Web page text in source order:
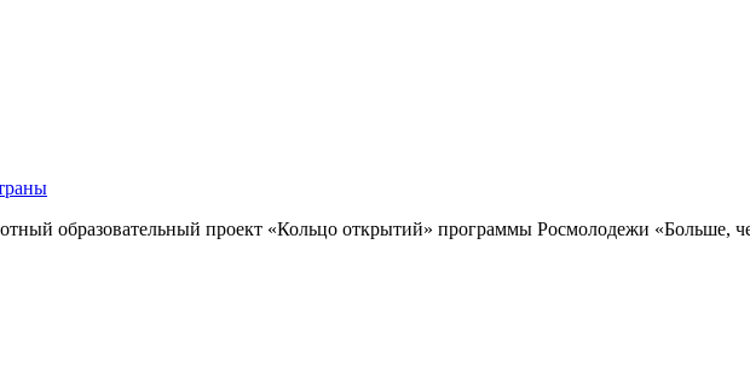
образовательный проект «Кольцо открытий» программы Росмолодежи «Больше,